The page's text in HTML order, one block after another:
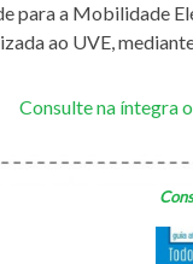
para a Mobilidade
ao UVE,
Consulte na íntegra